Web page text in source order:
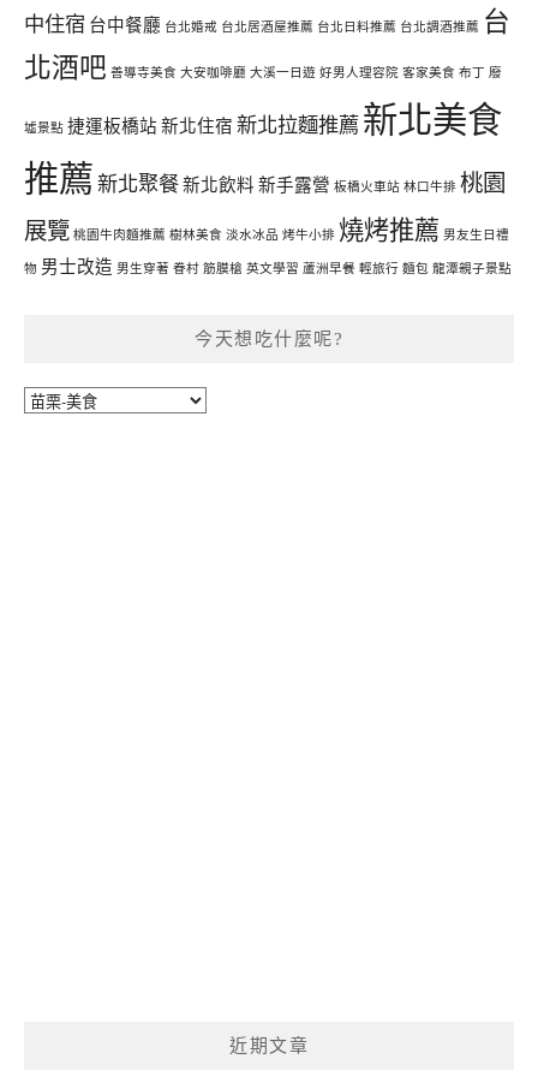
中住宿 台中餐廳 台北婚戒 台北居酒屋推薦 台北日料推薦 台北調酒推薦 台
北酒吧 善導寺美食 大安咖啡廳 大溪一日遊 好男人理容院 客家美食 布丁 廢
墟景點 捷運板橋站 新北住宿 新北拉麵推薦 新北美食
推薦 新北聚餐新北飲料 新手露營 板橋火車站 林口牛排 桃園
展覽 桃園牛肉麵推薦 樹林美食 淡水冰品 烤牛小排 燒烤推薦 男友生日禮
物 男士改造 男生穿著 眷村 筋膜槍 英文學習 蘆洲早餐 輕旅行 麵包 龍潭親子景點
今天想吃什麼呢?
今
近期文章